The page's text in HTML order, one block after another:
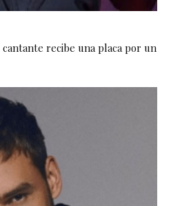
recibe una placa por un